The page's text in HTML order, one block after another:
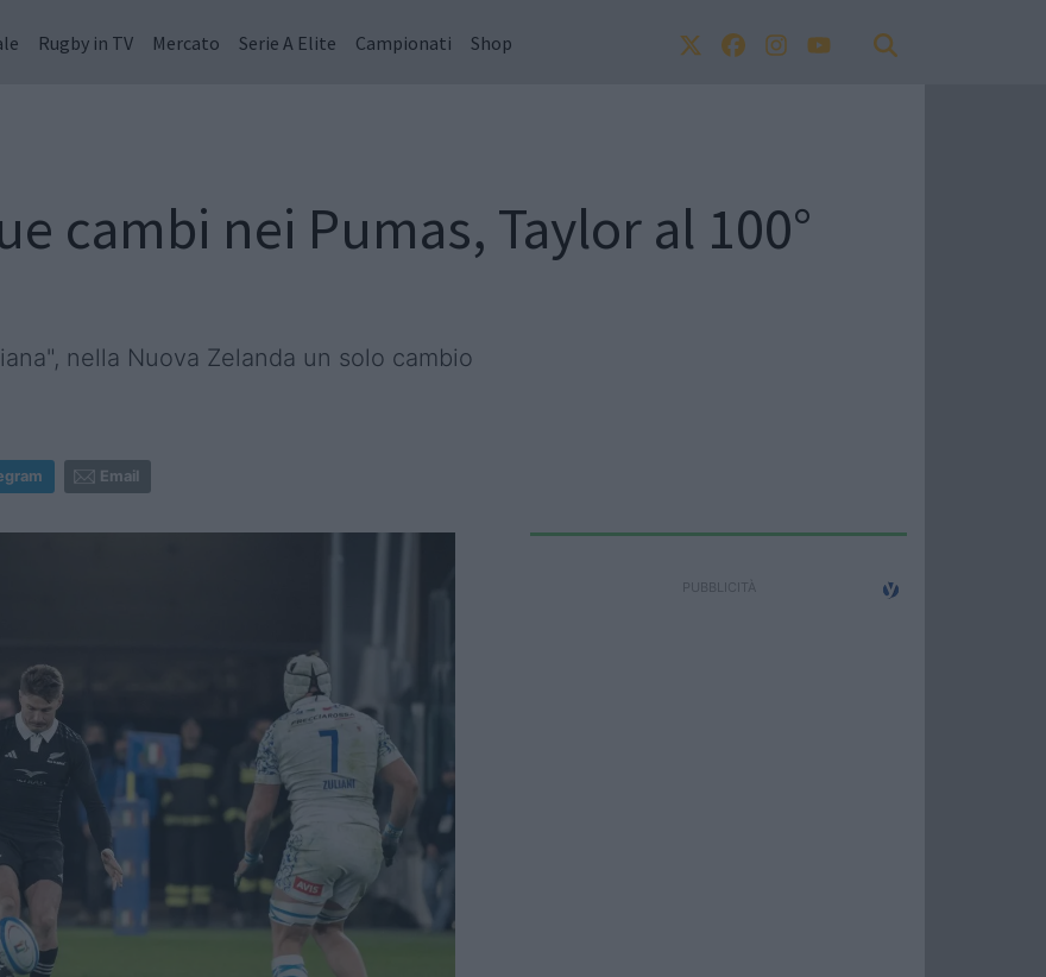
Rugby in TV Mercato Serie A Elite Campionati Shop
cambi nei Pumas, Taylor al 100°
nella Nuova Zelanda un solo cambio
Email